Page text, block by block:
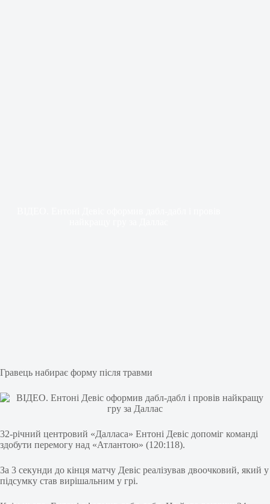
Гравець набирає форму після травми
32-річний центровий «Далласа» Ентоні Девіс допоміг команді
здобути перемогу над «Атлантою» (120:118).
За 3 секунди до кінця матчу Девіс реалізував двоочковий, який у
підсумку став вирішальним у грі.